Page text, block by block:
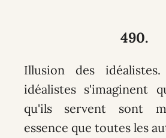
490.
Illusion des
idéalistes s'imaginent
qu'ils servent sont
essence que toutes les